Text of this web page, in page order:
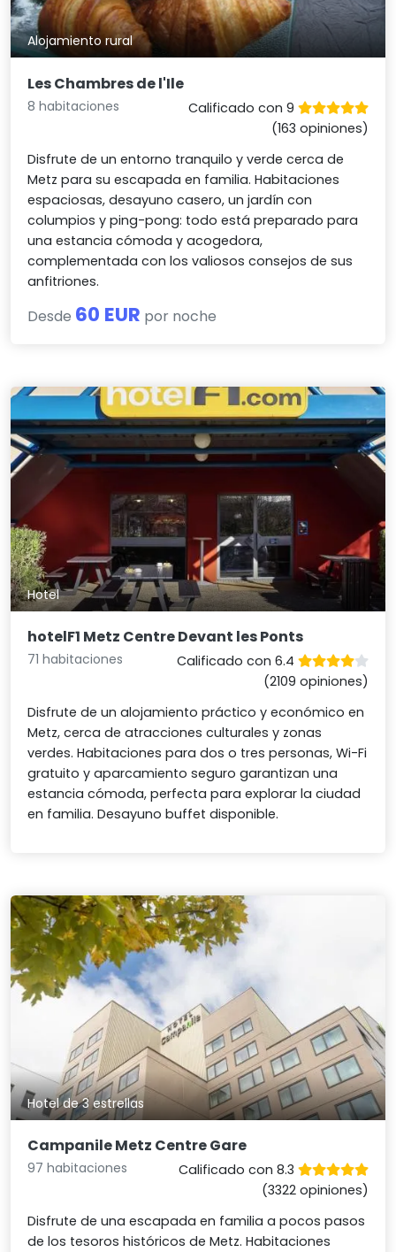
Alojamiento rural
Les Chambres de l'Ile
8 habitaciones
Calificado con 9
(163 opiniones)
Disfrute de un entorno tranquilo y verde cerca de
Metz para su escapada en familia. Habitaciones
espaciosas, desayuno casero, un jardín con
columpios y ping-pong: todo está preparado para
una estancia cómoda y acogedora,
complementada con los valiosos consejos de sus
anfitriones.
Desde 60 EUR por noche
Hotel
hotelF1 Metz Centre Devant les Ponts
71 habitaciones
Calificado con 6.4
(2109 opiniones)
Disfrute de un alojamiento práctico y económico en
Metz, cerca de atracciones culturales y zonas
verdes. Habitaciones para dos o tres personas, Wi-Fi
gratuito y aparcamiento seguro garantizan una
estancia cómoda, perfecta para explorar la ciudad
en familia. Desayuno buffet disponible.
Hotel de 3 estrellas
Campanile Metz Centre Gare
97 habitaciones
Calificado con 8.3
(3322 opiniones)
Disfrute de una escapada en familia a pocos pasos
de los tesoros históricos de Metz. Habitaciones